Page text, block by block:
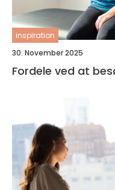
inspiration
30. November 2025
Fordele ved at